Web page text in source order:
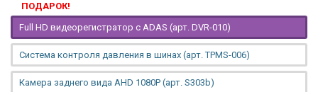
ПОДАРОК!
Full HD видеорегистратор с ADAS (арт. DVR-010)
Система контроля давления в шинах (арт. TPMS-006)
Камера заднего вида AHD 1080P (арт. S303b)